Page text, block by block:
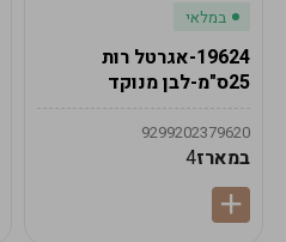
במלאי
19624-אגרטל רות
25ס"מ-לבן מנוקד
9299202379620
במארז4